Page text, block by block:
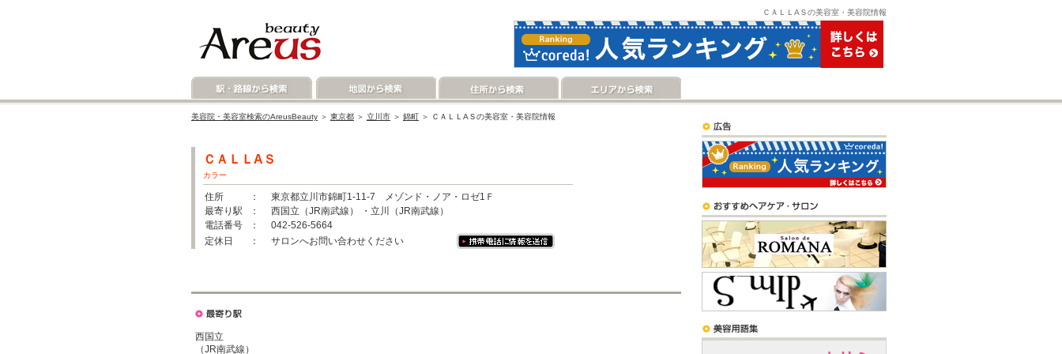
ＣＡＬＬAＳの美容室・美容院情報
美容院・美容室検索のAreusBeauty ＞ 東京都 ＞ 立川市 ＞ 錦町 ＞ ＣＡＬＬAＳの美容室・美容院情報
ＣＡＬＬAＳ
カラー
住所
： 東京都立川市錦町1-11-7 メゾンド・ノア・ロゼ1Ｆ
最寄り駅
： 西国立（JR南武線） ・立川（JR南武線）
電話番号
： 042-526-5664
定休日
： サロンへお問い合わせください
西国立
（JR南武線）